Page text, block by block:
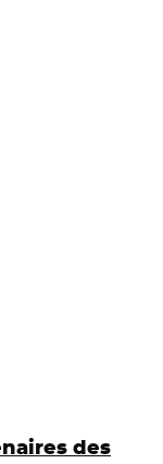
des